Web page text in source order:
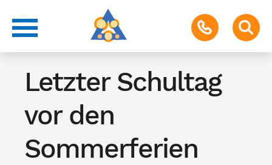
Termin für Schüler & Eltern
Letzter Schultag
vor den
Sommerferien